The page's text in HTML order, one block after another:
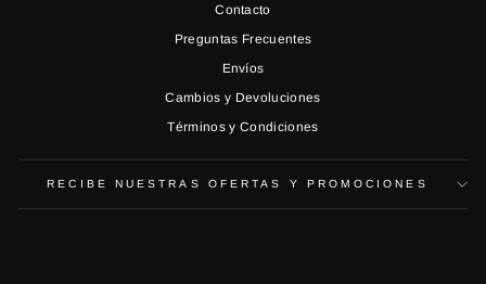
Contacto
Preguntas Frecuentes
Envíos
Cambios y Devoluciones
Términos y Condiciones
RECIBE NUESTRAS OFERTAS Y PROMOCIONES